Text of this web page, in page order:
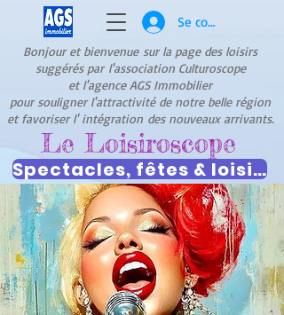
Se connecter
Bonjour et bienvenue sur la page des loisirs
suggérés parl'association Culturoscope
et l'agence AGS Immobilier
pour souligner l'attractivité de notre belle région
et favoriser l' intégration des nouveaux arrivants.
Le Loisiroscope
Spectacles, fêtes & loisirs